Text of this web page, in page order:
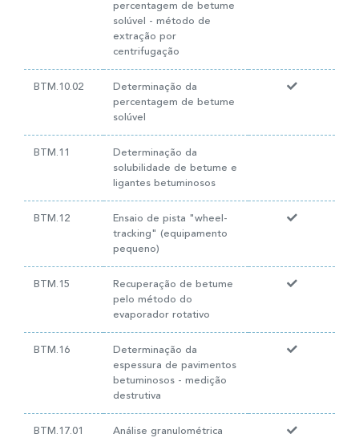
percentagem de betume
solúvel - método de
extração por
centrifugação
BTM.10.02
Determinação da
percentagem de betume
solúvel
BTM.11
Determinação da
solubilidade de betume e
ligantes betuminosos
BTM.12
Ensaio de pista "wheel-
tracking" (equipamento
pequeno)
BTM.15
Recuperação de betume
pelo método do
evaporador rotativo
BTM.16
Determinação da
espessura de pavimentos
betuminosos - medição
destrutiva
BTM.17.01 Análise granulométrica